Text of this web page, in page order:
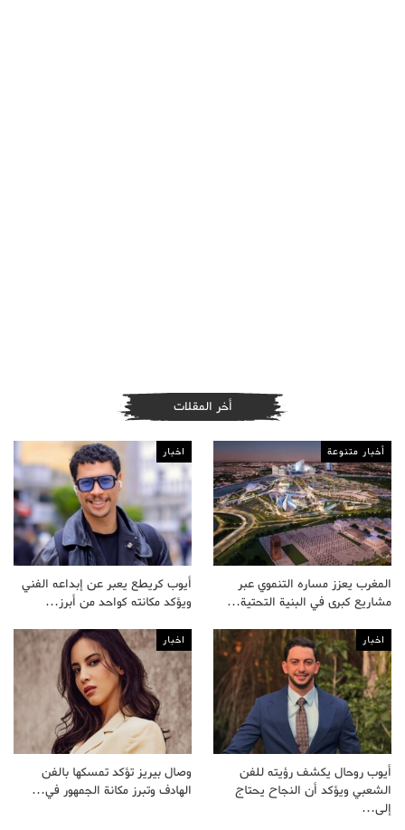
أخر المقلات
أخبار متنوعة
المغرب يعزز مساره التنموي عبر
مشاريع كبرى في البنية التحتية…
اخبار
أيوب كريطع يعبر عن إبداعه الفني
ويؤكد مكانته كواحد من أبرز…
اخبار
أيوب روحال يكشف رؤيته للفن
الشعبي ويؤكد أن النجاح يحتاج
إلى…
اخبار
وصال بيريز تؤكد تمسكها بالفن
الهادف وتبرز مكانة الجمهور في…